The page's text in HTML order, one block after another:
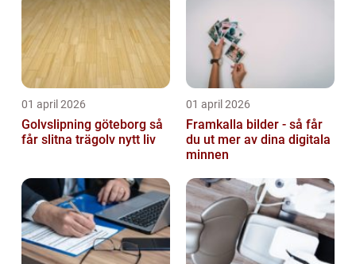
01 april 2026
Golvslipning göteborg så
får slitna trägolv nytt liv
01 april 2026
Framkalla bilder - så får
du ut mer av dina digitala
minnen